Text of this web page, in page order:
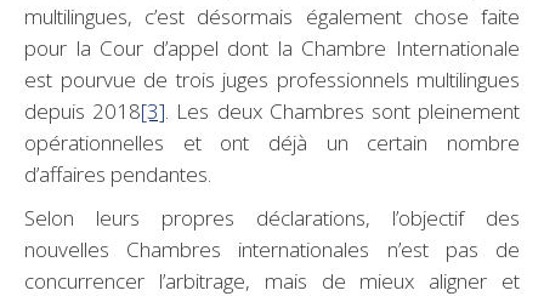
multilingues, c’est désormais également chose faite
pour la Cour d’appel dont la Chambre Internationale
est pourvue de trois juges professionnels multilingues
depuis 2018[3]. Les deux Chambres sont pleinement
opérationnelles et ont déjà un certain nombre
d’affaires pendantes.
Selon leurs propres déclarations, l’objectif des
nouvelles Chambres internationales n’est pas de
concurrencer l’arbitrage, mais de mieux aligner et